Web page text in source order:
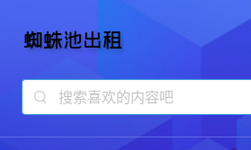
蜘蛛池出租
13年专注蜘蛛池技术